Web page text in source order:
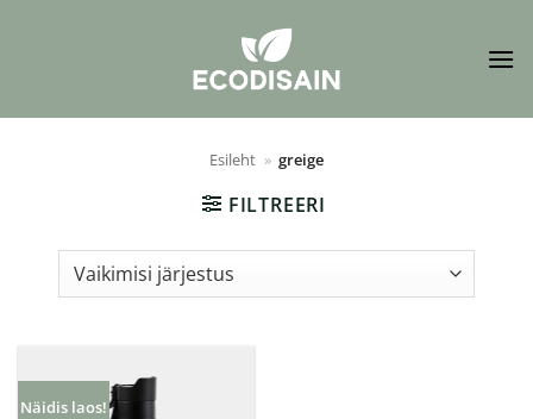
Esileht » greige
FILTREERI
Näidis laos!